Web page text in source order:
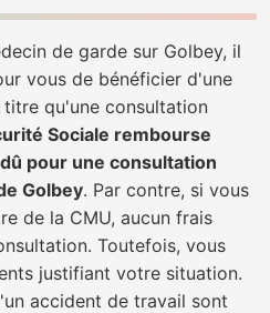
de garde sur Golbey, il
vous de bénéficier d'une
titre qu'une consultation
Sociale rembourse
pour une consultation
Golbey. Par contre, si vous
de la CMU, aucun frais
Toutefois, vous
justifiant votre situation.
accident de travail sont